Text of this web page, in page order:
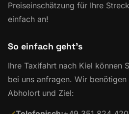
Preiseinschätzung für Ihre
einfach an!
So einfach geht’s
Ihre Taxifahrt nach Kiel können
bei uns anfragen. Wir benötigen
Abholort und Ziel: